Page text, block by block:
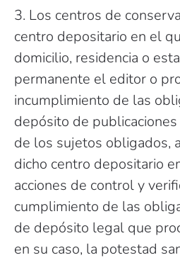
3. Los centros de
centro depositario en el
domicilio, residencia o
permanente el editor o
incumplimiento de las
depósito de
de los sujetos obligados,
dicho centro depositario
acciones de control y
cumplimiento de las
de depósito legal que
en su caso, la potestad